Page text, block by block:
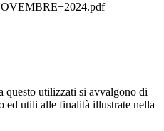
questo utilizzati si avvalgono di
ed utili alle finalità illustrate nella